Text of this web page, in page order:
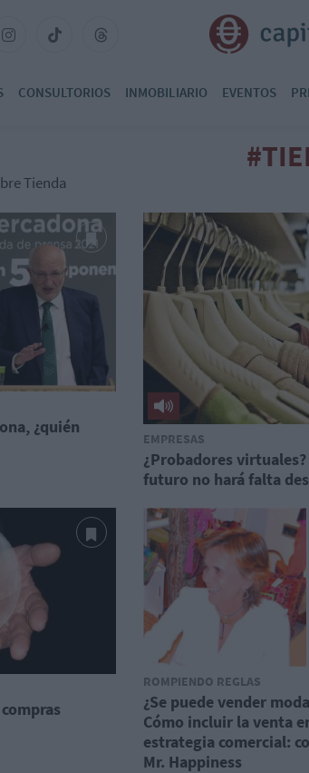
CONSULTORIOS INMOBILIARIO EVENTOS
Tienda
¿quién
EMPRESAS
¿Probadores
futuro no hará falta
ROMPIENDO REGLAS
¿Se puede vender
Cómo incluir la venta
estrategia comercial:
Mr. Happiness